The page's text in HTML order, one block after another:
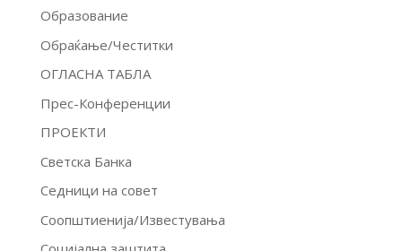
Образование
Обраќање/Честитки
ОГЛАСНА ТАБЛА
Прес-Конференции
ПРОЕКТИ
Светска Банка
Седници на совет
Соопштиенија/Известувања